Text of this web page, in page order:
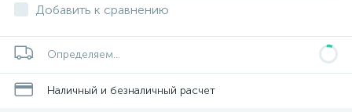
Добавить к сравнению
Определяем...
Наличный и безналичный расчет